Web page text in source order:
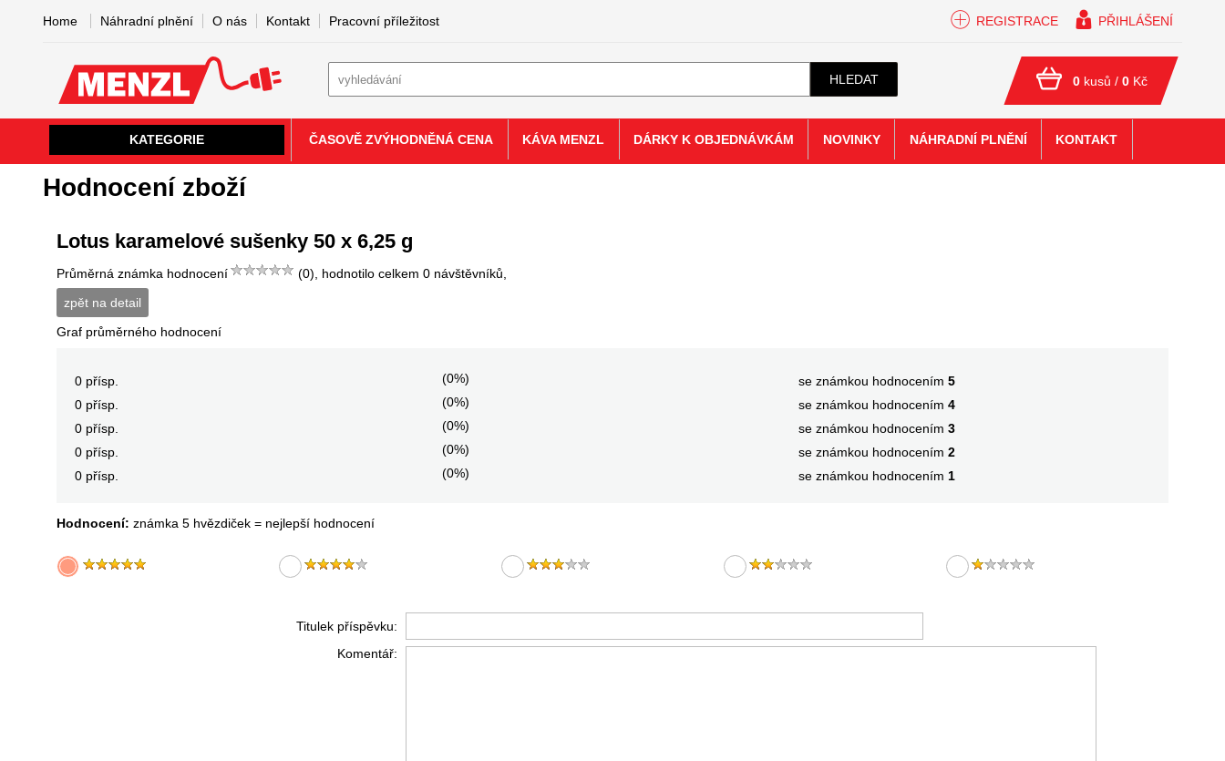
Hodnocení zboží
Lotus karamelové sušenky 50 x 6,25 g
Průměrná známka hodnocení
(0), hodnotilo celkem 0 návštěvníků,
zpět na detail
Graf průměrného hodnocení
0 přísp. (0%) se známkou hodnocením 5
0 přísp.
(0%) se známkou hodnocením 4
0 přísp.
(0%) se známkou hodnocením 3
0 přísp.
(0%) se známkou hodnocením 2
0 přísp.
(0%) se známkou hodnocením 1
Hodnocení: známka 5 hvězdiček = nejlepší hodnocení
Titulek příspěvku:
Komentář:
Home Náhradní plnění O nás Kontakt Pracovní příležitost REGISTRACE PŘIHLÁŠENÍ
HLEDAT 0 kusů /0 Kč
KATEGORIE ČASOVĚ ZVÝHODNĚNÁ CENA KÁVA MENZL DÁRKY K OBJEDNÁVKÁM NOVINKY NÁHRADNÍ PLNĚNÍ KONTAKT